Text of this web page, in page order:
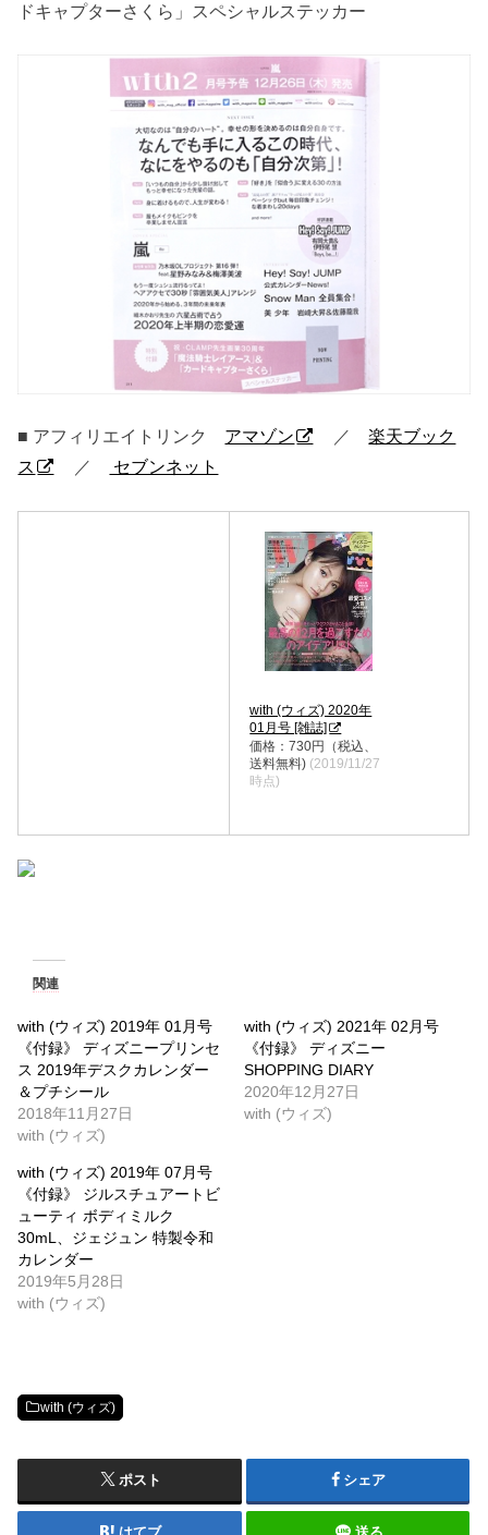
ドキャプターさくら」スペシャルステッカー
■ アフィリエイトリンク アマゾン ／楽天ブック
ス
／ セブンネット
with (ウィズ) 2020年
01月号 [雑誌]
価格：730円（税込、
送料無料) (2019/11/27
時点)
関連
with (ウィズ) 2019年 01月号
《付録》 ディズニープリンセ
ス 2019年デスクカレンダー
＆プチシール
2018年11月27日
with (ウィズ)
with (ウィズ) 2021年 02月号
《付録》 ディズニー
SHOPPING DIARY
2020年12月27日
with (ウィズ)
with (ウィズ) 2019年 07月号
《付録》 ジルスチュアートビ
ューティ ボディミルク
30mL、ジェジュン 特製令和
カレンダー
2019年5月28日
with (ウィズ)
with (ウィズ)
ポスト シェア